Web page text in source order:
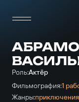
Роль:Актёр
Фильмография:1
Жанры:приключе­ния